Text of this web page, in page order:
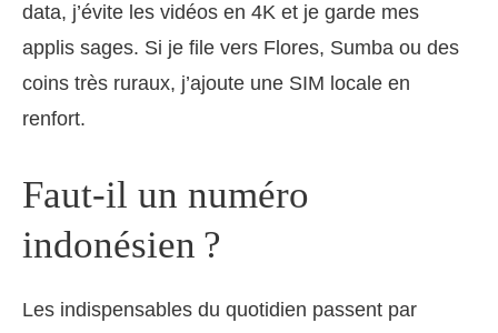
data, j’évite les vidéos en 4K et je garde mes
applis sages. Si je file vers Flores, Sumba ou des
coins très ruraux, j’ajoute une SIM locale en
renfort.
Faut-il un numéro
indonésien ?
Les indispensables du quotidien passent par